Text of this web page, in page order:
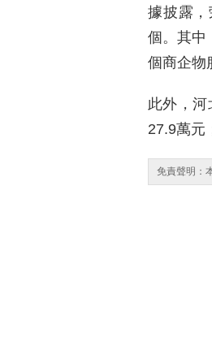
據披露
個。其中
個商企物
此外，河
27.9萬元
免責聲明：